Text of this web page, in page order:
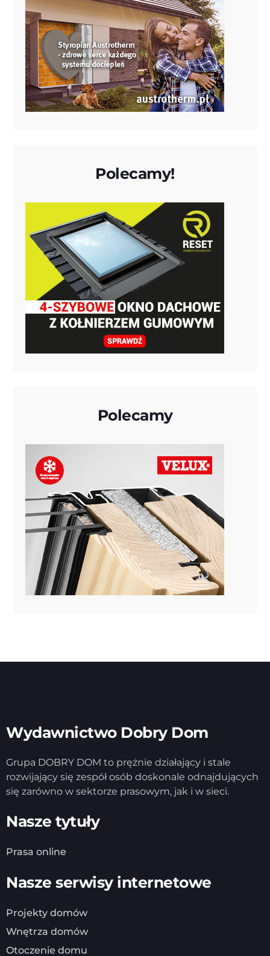
Polecamy!
Polecamy
Wydawnictwo Dobry Dom
Grupa DOBRY DOM to prężnie działający i stale
rozwijający się zespół osób doskonale odnajdujących
się zarówno w sektorze prasowym, jak i w sieci.
Nasze tytuły
Prasa online
Nasze serwisy internetowe
Projekty domów
Wnętrza domów
Otoczenie domu